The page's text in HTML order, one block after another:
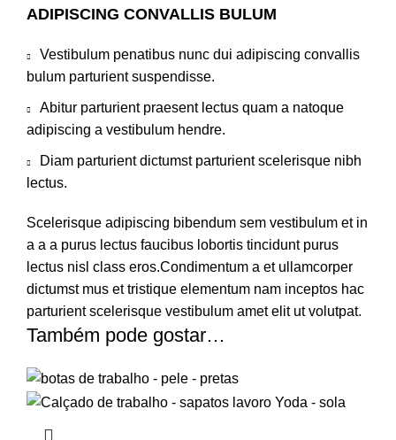
ADIPISCING CONVALLIS BULUM
Vestibulum penatibus nunc dui adipiscing convallis
bulum parturient suspendisse.
Abitur parturient praesent lectus quam a natoque
adipiscing a vestibulum hendre.
Diam parturient dictumst parturient scelerisque nibh
lectus.
Scelerisque adipiscing bibendum sem vestibulum et in
a a a purus lectus faucibus lobortis tincidunt purus
lectus nisl class eros.Condimentum a et ullamcorper
dictumst mus et tristique elementum nam inceptos hac
parturient scelerisque vestibulum amet elit ut volutpat.
Também pode gostar…